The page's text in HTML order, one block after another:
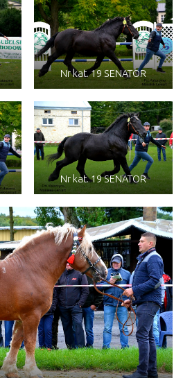
Nr kat. 19 SENATOR
Nr kat. 19 SENATOR